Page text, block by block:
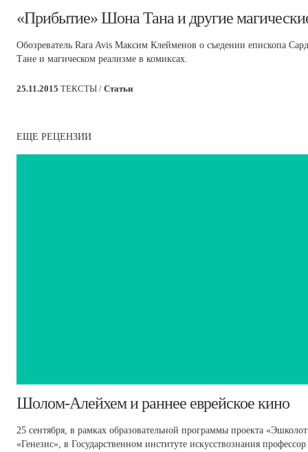
​«Прибытие» Шона Тана и другие
Обозреватель Rara Avis Максим Клейменов о съедении епископа
Тане и магическом реализме в комиксах.
25.11.2015 ТЕКСТЫ / Статьи
ЕЩЕ РЕЦЕНЗИИ
​Шолом-Алейхем и раннее еврейское кино
25 сентября, в рамках образовательной программы проекта
«Генезис», в Государственном институте искусствознания